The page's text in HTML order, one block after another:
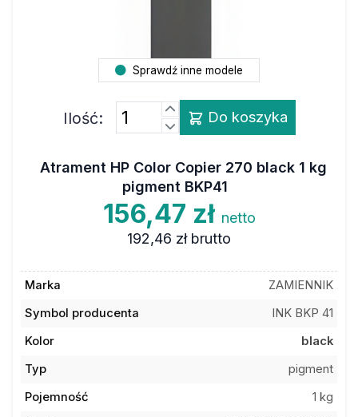
Sprawdź inne modele
Ilość: Do koszyka
Atrament HP Color Copier 270 black 1 kg
pigment BKP41
156,47 zł netto
192,46 zł brutto
Marka
ZAMIENNIK
Symbol producenta
INK BKP 41
Kolor
black
Typ
pigment
Pojemność
1 kg